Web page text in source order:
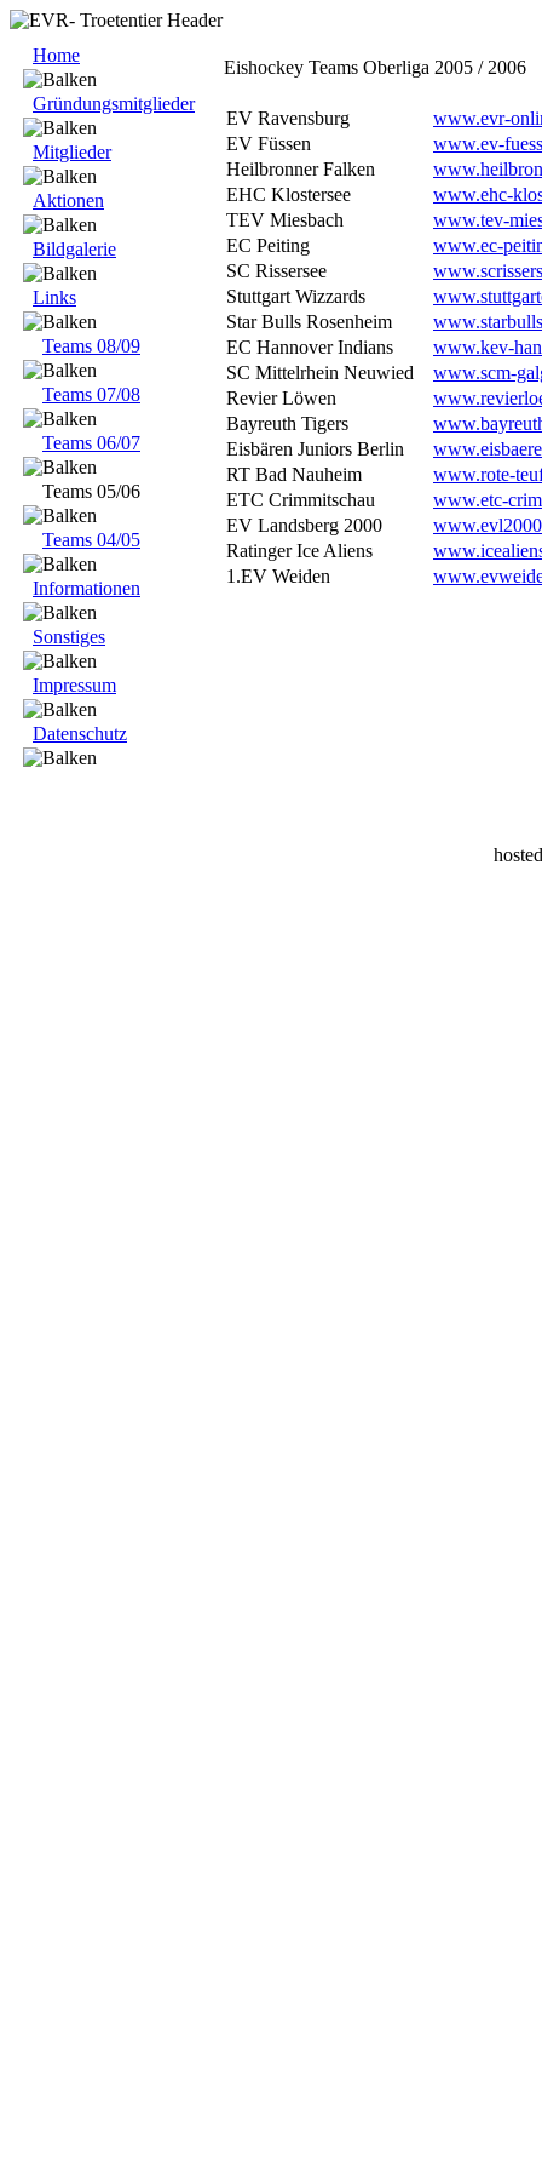
Home
Gründungsmitglieder
Mitglieder
Aktionen
Bildgalerie
Links
Teams 08/09
Teams 07/08
Teams 06/07
Teams 05/06
Teams 04/05
Informationen
Sonstiges
Impressum
Datenschutz
Eishockey Teams Oberliga 2005 / 2006
EV Ravensburg
EV Füssen
Heilbronner Falken
EHC Klostersee
TEV Miesbach
EC Peiting
SC Rissersee
Stuttgart Wizzards
Star Bulls Rosenheim
EC Hannover Indians
SC Mittelrhein Neuwied
Revier Löwen
Bayreuth Tigers
Eisbären Juniors Berlin
RT Bad Nauheim
ETC Crimmitschau
EV Landsberg 2000
Ratinger Ice Aliens
1.EV Weiden
www.evr-
www.ev-
www.ehc-
www.tev-
www.ec-
www.kev-
www.scm-
www.rote-
www.etc-